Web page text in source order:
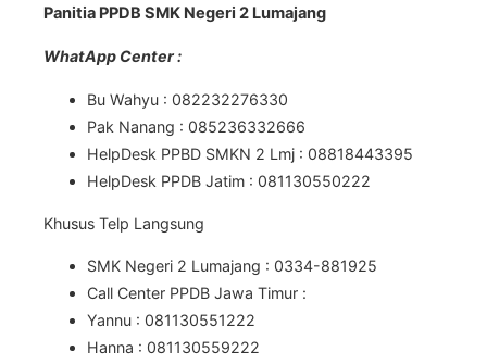
Panitia PPDB SMK Negeri 2 Lumajang
WhatApp Center :
Bu Wahyu : 082232276330
Pak Nanang : 085236332666
HelpDesk PPBD SMKN 2 Lmj : 08818443395
HelpDesk PPDB Jatim : 081130550222
Khusus Telp Langsung
SMK Negeri 2 Lumajang : 0334-881925
Call Center PPDB Jawa Timur :
Yannu : 081130551222
Hanna : 081130559222